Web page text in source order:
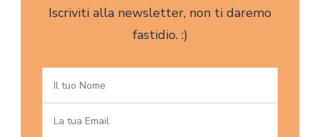
Iscriviti alla newsletter, non ti daremo
fastidio. :)